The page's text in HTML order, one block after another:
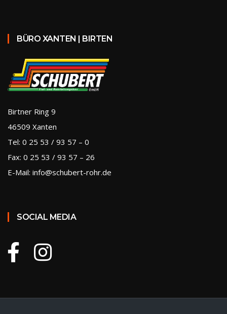
BÜRO XANTEN | BIRTEN
Birtner Ring 9
46509 Xanten
Tel: 0 25 53 / 93 57 – 0
Fax: 0 25 53 / 93 57 – 26
E-Mail: info@schubert-rohr.de
SOCIAL MEDIA